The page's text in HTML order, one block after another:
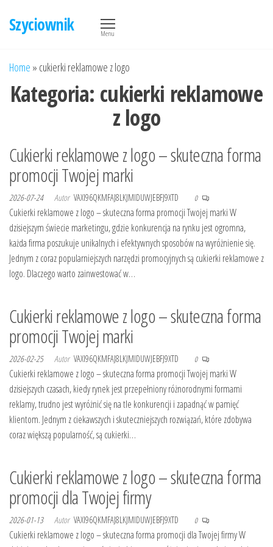
Szyciownik Menu
Home » cukierki reklamowe z logo
Kategoria: cukierki reklamowe
z logo
Cukierki reklamowe z logo – skuteczna forma
promocji Twojej marki
2026-07-24 Autor VAXI96QKMFAJ8LKJMIDUWJEBFJ9XTD 0
Cukierki reklamowe z logo – skuteczna forma promocji Twojej marki W
dzisiejszym świecie marketingu, gdzie konkurencja na rynku jest ogromna,
każda firma poszukuje unikalnych i efektywnych sposobów na wyróżnienie się.
Jednym z coraz popularniejszych narzędzi promocyjnych są cukierki reklamowe z
logo. Dlaczego warto zainwestować w…
Cukierki reklamowe z logo – skuteczna forma
promocji Twojej marki
2026-02-25 Autor VAXI96QKMFAJ8LKJMIDUWJEBFJ9XTD 0
Cukierki reklamowe z logo – skuteczna forma promocji Twojej marki W
dzisiejszych czasach, kiedy rynek jest przepełniony różnorodnymi formami
reklamy, trudno jest wyróżnić się na tle konkurencji i zapadnąć w pamięć
klientom. Jednym z ciekawszych i skuteczniejszych rozwiązań, które zdobywa
coraz większą popularność, są cukierki…
Cukierki reklamowe z logo – skuteczna forma
promocji dla Twojej firmy
2026-01-13 Autor VAXI96QKMFAJ8LKJMIDUWJEBFJ9XTD 0
Cukierki reklamowe z logo – skuteczna forma promocji dla Twojej firmy W